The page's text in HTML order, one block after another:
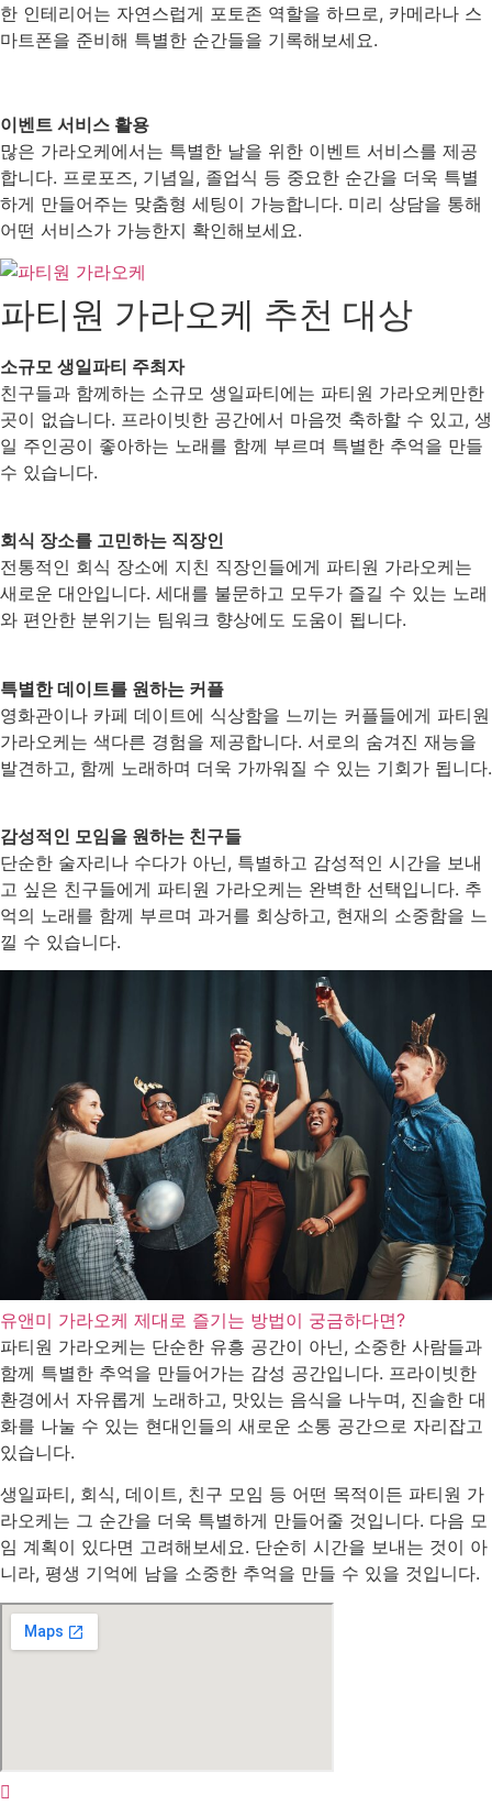
한 인테리어는 자연스럽게 포토존 역할을 하므로, 카메라나 스
마트폰을 준비해 특별한 순간들을 기록해보세요.
이벤트 서비스 활용
많은 가라오케에서는 특별한 날을 위한 이벤트 서비스를 제공
합니다. 프로포즈, 기념일, 졸업식 등 중요한 순간을 더욱 특별
하게 만들어주는 맞춤형 세팅이 가능합니다. 미리 상담을 통해
어떤 서비스가 가능한지 확인해보세요.
파티원 가라오케 추천 대상
소규모 생일파티 주최자
친구들과 함께하는 소규모 생일파티에는 파티원 가라오케만한
곳이 없습니다. 프라이빗한 공간에서 마음껏 축하할 수 있고, 생
일 주인공이 좋아하는 노래를 함께 부르며 특별한 추억을 만들
수 있습니다.
회식 장소를 고민하는 직장인
전통적인 회식 장소에 지친 직장인들에게 파티원 가라오케는
새로운 대안입니다. 세대를 불문하고 모두가 즐길 수 있는 노래
와 편안한 분위기는 팀워크 향상에도 도움이 됩니다.
특별한 데이트를 원하는 커플
영화관이나 카페 데이트에 식상함을 느끼는 커플들에게 파티원
가라오케는 색다른 경험을 제공합니다. 서로의 숨겨진 재능을
발견하고, 함께 노래하며 더욱 가까워질 수 있는 기회가 됩니다.
감성적인 모임을 원하는 친구들
단순한 술자리나 수다가 아닌, 특별하고 감성적인 시간을 보내
고 싶은 친구들에게 파티원 가라오케는 완벽한 선택입니다. 추
억의 노래를 함께 부르며 과거를 회상하고, 현재의 소중함을 느
낄 수 있습니다.
유앤미 가라오케 제대로 즐기는 방법이 궁금하다면?
파티원 가라오케는 단순한 유흥 공간이 아닌, 소중한 사람들과
함께 특별한 추억을 만들어가는 감성 공간입니다. 프라이빗한
환경에서 자유롭게 노래하고, 맛있는 음식을 나누며, 진솔한 대
화를 나눌 수 있는 현대인들의 새로운 소통 공간으로 자리잡고
있습니다.
생일파티, 회식, 데이트, 친구 모임 등 어떤 목적이든 파티원 가
라오케는 그 순간을 더욱 특별하게 만들어줄 것입니다. 다음 모
임 계획이 있다면 고려해보세요. 단순히 시간을 보내는 것이 아
니라, 평생 기억에 남을 소중한 추억을 만들 수 있을 것입니다.